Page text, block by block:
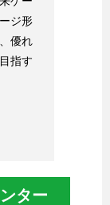
ジ形
優れ
指す
ター